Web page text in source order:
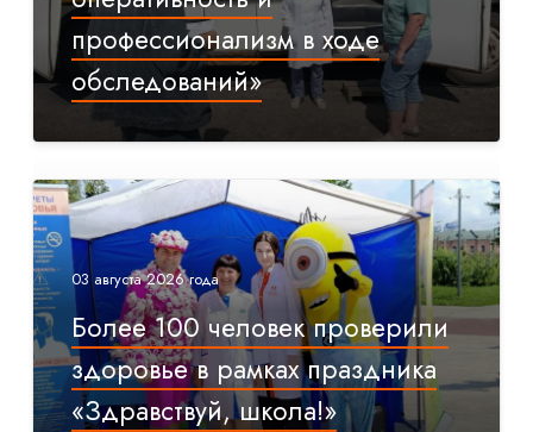
профессионализм в ходе
обследований»
03 августа 2026 года
Более 100 человек проверили
здоровье в рамках праздника
«Здравствуй, школа!»